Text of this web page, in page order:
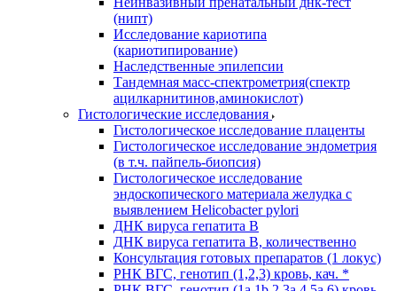
(нипт)
Исследование кариотипа
(кариотипирование)
Наследственные эпилепсии
Тандемная масс-спектрометрия(спектр
ацилкарнитинов,аминокислот)
Гистологические исследования
Гистологическое исследование плаценты
Гистологическое исследование эндометрия
(в т.ч. пайпель-биопсия)
Гистологическое исследование
эндоскопического материала желудка с
выявлением Helicobacter pylori
ДНК вируса гепатита B
ДНК вируса гепатита B, количественно
Консультация готовых препаратов (1 локус)
РНК ВГC, генотип (1,2,3) кровь, кач. *